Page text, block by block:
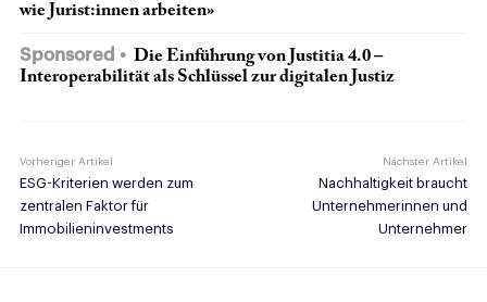
wie Jurist:innen arbeiten»
Sponsored
Die Einführung von Justitia 4.0 –
Interoperabilität als Schlüssel zur digitalen Justiz
Vorheriger Artikel
ESG-Kriterien werden zum
zentralen Faktor für
Immobilieninvestments
Nächster Artikel
Nachhaltigkeit braucht
Unternehmerinnen und
Unternehmer